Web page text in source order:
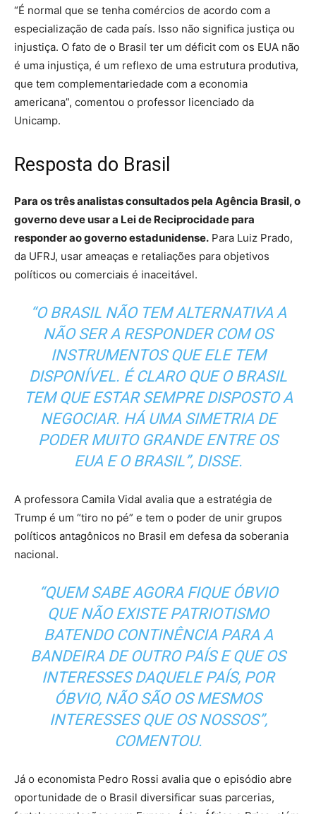
“É normal que se tenha comércios de acordo com a
especialização de cada país. Isso não significa justiça ou
injustiça. O fato de o Brasil ter um déficit com os EUA não
é uma injustiça, é um reflexo de uma estrutura produtiva,
que tem complementariedade com a economia
americana”, comentou o professor licenciado da
Unicamp.
Resposta do Brasil
Para os três analistas consultados pela Agência Brasil, o
governo deve usar a Lei de Reciprocidade para
responder ao governo estadunidense. Para Luiz Prado,
da UFRJ, usar ameaças e retaliações para objetivos
políticos ou comerciais é inaceitável.
“O BRASIL NÃO TEM ALTERNATIVA A
NÃO SER A RESPONDER COM OS
INSTRUMENTOS QUE ELE TEM
DISPONÍVEL. É CLARO QUE O BRASIL
TEM QUE ESTAR SEMPRE DISPOSTO A
NEGOCIAR. HÁ UMA SIMETRIA DE
PODER MUITO GRANDE ENTRE OS
EUA E O BRASIL”, DISSE.
A professora Camila Vidal avalia que a estratégia de
Trump é um “tiro no pé” e tem o poder de unir grupos
políticos antagônicos no Brasil em defesa da soberania
nacional.
“QUEM SABE AGORA FIQUE ÓBVIO
QUE NÃO EXISTE PATRIOTISMO
BATENDO CONTINÊNCIA PARA A
BANDEIRA DE OUTRO PAÍS E QUE OS
INTERESSES DAQUELE PAÍS, POR
ÓBVIO, NÃO SÃO OS MESMOS
INTERESSES QUE OS NOSSOS”,
COMENTOU.
Já o economista Pedro Rossi avalia que o episódio abre
oportunidade de o Brasil diversificar suas parcerias,